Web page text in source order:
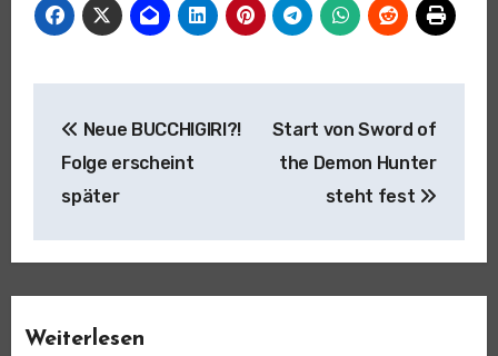
Neue BUCCHIGIRI?!
Folge erscheint
später
Start von Sword of
the Demon Hunter
steht fest
Weiterlesen